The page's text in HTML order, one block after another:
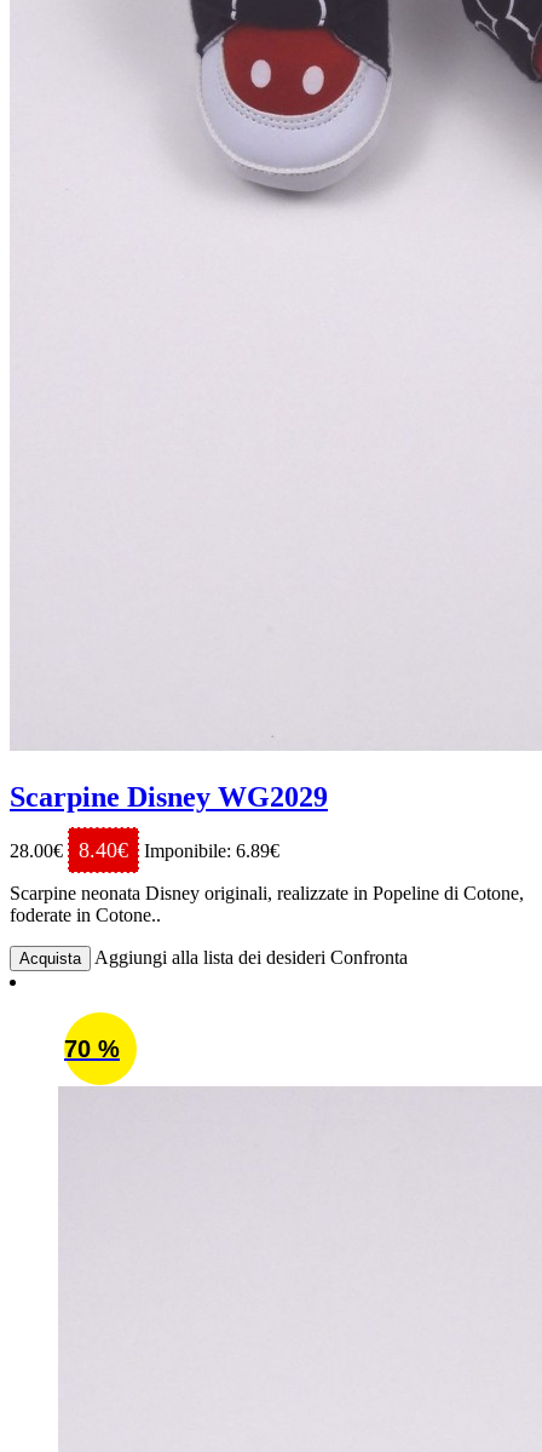
Scarpine Disney WG2029
28.00€ 8.40€ Imponibile: 6.89€
Scarpine neonata Disney originali, realizzate in Popeline di Cotone,
foderate in Cotone..
Acquista Aggiungi alla lista dei desideri Confronta
70 %